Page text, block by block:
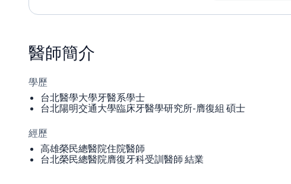
醫師簡介
學歷
台北醫學大學牙醫系學士
台北陽明交通大學臨床牙醫學研究所-膺復組 碩士
經歷
高雄榮民總醫院住院醫師
台北榮民總醫院膺復牙科受訓醫師 結業